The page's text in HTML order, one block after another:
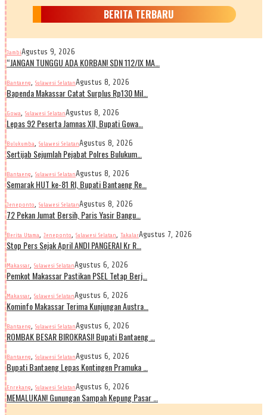
BERITA TERBARU
JambiAgustus 9, 2026
“JANGAN TUNGGU ADA KORBAN! SDN 112/IX MA…
Bantaeng, Sulawesi SelatanAgustus 8, 2026
Bapenda Makassar Catat Surplus Rp130 Mil…
Gowa, Sulawesi SelatanAgustus 8, 2026
Lepas 92 Peserta Jamnas XII, Bupati Gowa…
Bulukumba, Sulawesi SelatanAgustus 8, 2026
Sertijab Sejumlah Pejabat Polres Bulukum…
Bantaeng, Sulawesi SelatanAgustus 8, 2026
Semarak HUT ke-81 RI, Bupati Bantaeng Re…
Jeneponto, Sulawesi SelatanAgustus 8, 2026
72 Pekan Jumat Bersih, Paris Yasir Bangu…
Berita Utama, Jeneponto, Sulawesi Selatan, TakalarAgustus 7, 2026
Stop Pers Sejak April ANDI PANGERAI Kr R…
Makassar, Sulawesi SelatanAgustus 6, 2026
Pemkot Makassar Pastikan PSEL Tetap Berj…
Makassar, Sulawesi SelatanAgustus 6, 2026
Kominfo Makassar Terima Kunjungan Austra…
Bantaeng, Sulawesi SelatanAgustus 6, 2026
ROMBAK BESAR BIROKRASI! Bupati Bantaeng …
Bantaeng, Sulawesi SelatanAgustus 6, 2026
Bupati Bantaeng Lepas Kontingen Pramuka …
Enrekang, Sulawesi SelatanAgustus 6, 2026
MEMALUKAN! Gunungan Sampah Kepung Pasar …